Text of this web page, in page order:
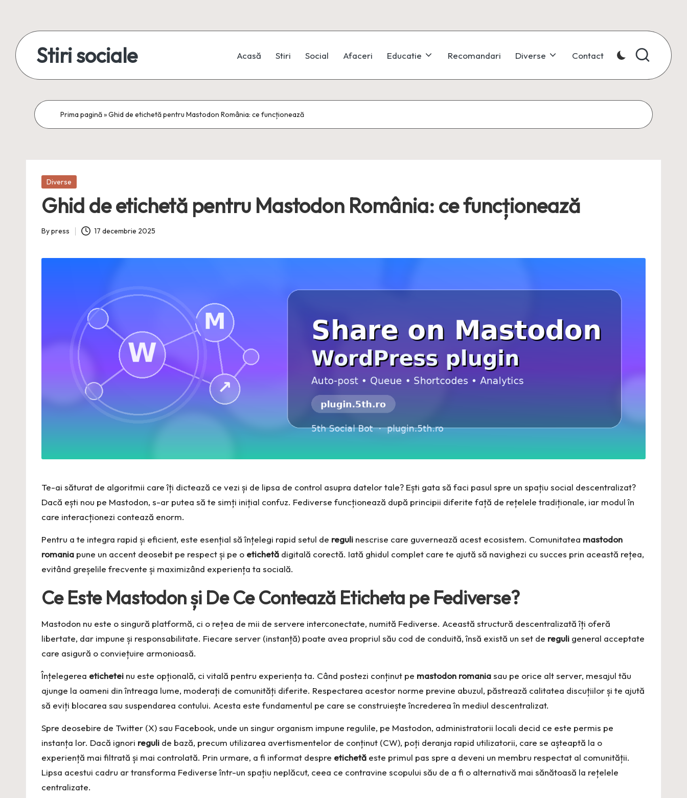
content
Stiri sociale
conexiuni
reale
Acasă Stiri Social Afaceri Educatie Recomandari Diverse Contact
Prima pagină»Ghid de etichetă pentru Mastodon România: ce funcționează
Posted
Diverse
Ghid de etichetă pentru Mastodon România: ce funcționează
Posted
Bypress 17 decembrie 2025
Te-ai săturat de algoritmii care îți dictează ce vezi și de lipsa de control asupra datelor tale? Ești gata să faci pasul spre un spațiu social descentralizat?
Dacă ești nou pe Mastodon, s-ar putea să te simți inițial confuz. Fediverse funcționează după principii diferite față de rețelele tradiționale, iar modul în
care interacționezi contează enorm.
Pentru a te integra rapid și eficient, este esențial să înțelegi rapid setul de reguli nescrise care guvernează acest ecosistem. Comunitatea mastodon
romania pune un accent deosebit pe respect și pe o etichetă digitală corectă. Iată ghidul complet care te ajută să navighezi cu succes prin această rețea,
evitând greșelile frecvente și maximizând experiența ta socială.
Ce Este Mastodon și De Ce Contează Eticheta pe Fediverse?
Mastodon nu este o singură platformă, ci o rețea de mii de servere interconectate, numită Fediverse. Această structură descentralizată îți oferă
libertate, dar impune și responsabilitate. Fiecare server (instanță) poate avea propriul său cod de conduită, însă există un set de reguli general acceptate
care asigură o conviețuire armonioasă.
Înțelegerea etichetei nu este opțională, ci vitală pentru experiența ta. Când postezi conținut pe mastodon romaniasau pe orice alt server, mesajul tău
ajunge la oameni din întreaga lume, moderați de comunități diferite. Respectarea acestor norme previne abuzul, păstrează calitatea discuțiilor și te ajută
să eviți blocarea sau suspendarea contului. Acesta este fundamentul pe care se construiește încrederea în mediul descentralizat.
Spre deosebire de Twitter (X) sau Facebook, unde un singur organism impune regulile, pe Mastodon, administratorii locali decid ce este permis pe
instanța lor. Dacă ignori reguli de bază, precum utilizarea avertismentelor de conținut (CW), poți deranja rapid utilizatorii, care se așteaptă la o
experiență mai filtrată și mai controlată. Prin urmare, a fi informat despre etichetă este primul pas spre a deveni un membru respectat al comunității.
Lipsa acestui cadru ar transforma Fediverse într-un spațiu neplăcut, ceea ce contravine scopului său de a fi o alternativă mai sănătoasă la rețelele
centralizate.